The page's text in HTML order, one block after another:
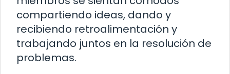
compartiendo ideas, dando y
recibiendo retroalimentación y
trabajando juntos en la resolución de
problemas.